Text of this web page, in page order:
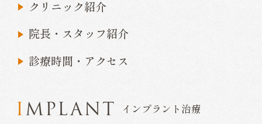
クリニック紹介
院長・スタッフ紹介
診療時間・アクセス
IMPLANT インプラント治療